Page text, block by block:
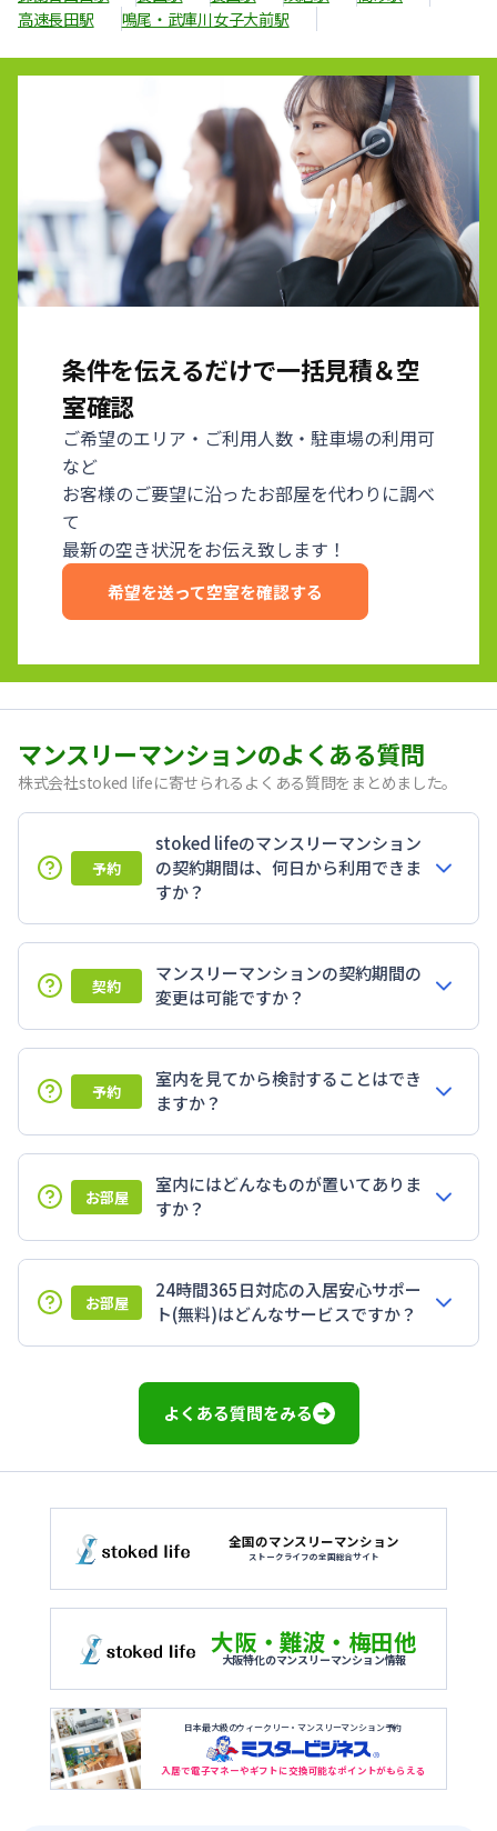
高速長田駅
鳴尾・武庫川女子大前駅
条件を伝えるだけで一括見積＆空
室確認
ご希望のエリア・ご利用人数・駐車場の利用可
など
お客様のご要望に沿ったお部屋を代わりに調べ
て
最新の空き状況をお伝え致します！
希望を送って空室を確認する
マンスリーマンションのよくある質問
株式会社stoked lifeに寄せられるよくある質問をまとめました。
予約
stoked lifeのマンスリーマンション
の契約期間は、何日から利用できま
すか？
契約
マンスリーマンションの契約期間の
変更は可能ですか？
予約
室内を見てから検討することはでき
ますか？
お部屋
室内にはどんなものが置いてありま
すか？
お部屋
24時間365日対応の入居安心サポー
ト(無料)はどんなサービスですか？
よくある質問をみる
全国のマンスリーマンション
ストークライフの全国総合サイト
大阪・難波・梅田他
大阪特化のマンスリーマンション情報
日本最大級のウィークリー・マンスリーマンション予約
入居で電子マネーやギフトに交換可能なポイントがもらえる